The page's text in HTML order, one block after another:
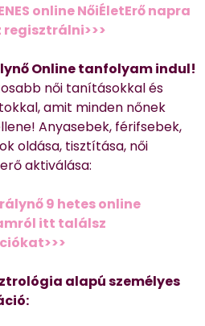
online NőiÉletErő napra
Online tanfolyam indul!
női tanításokkal és
amit minden nőnek
Anyasebek, férifsebek,
oldása, tisztítása, női
aktiválása:
9 hetes online
itt találsz
alapú személyes